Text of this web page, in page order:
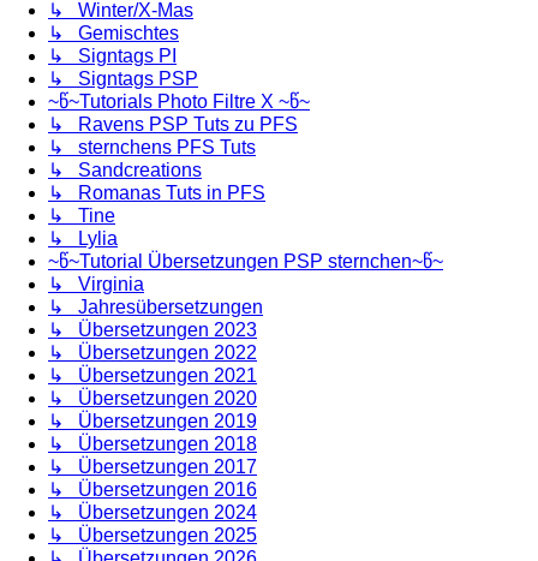
↳ Winter/X-Mas
↳ Gemischtes
↳ Signtags PI
↳ Signtags PSP
~წ~Tutorials Photo Filtre X ~წ~
↳ Ravens PSP Tuts zu PFS
↳ sternchens PFS Tuts
↳ Sandcreations
↳ Romanas Tuts in PFS
↳ Tine
↳ Lylia
~წ~Tutorial Übersetzungen PSP sternchen~წ~
↳ Virginia
↳ Jahresübersetzungen
↳ Übersetzungen 2023
↳ Übersetzungen 2022
↳ Übersetzungen 2021
↳ Übersetzungen 2020
↳ Übersetzungen 2019
↳ Übersetzungen 2018
↳ Übersetzungen 2017
↳ Übersetzungen 2016
↳ Übersetzungen 2024
↳ Übersetzungen 2025